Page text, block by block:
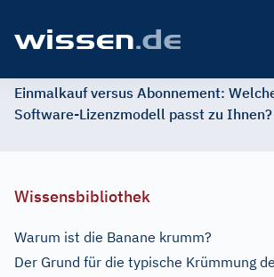
Einmalkauf versus Abonnement:
Software-Lizenzmodell passt zu Ihnen?
Wissensbibliothek
Warum ist die Banane krumm?
Der Grund für die typische Krümmung